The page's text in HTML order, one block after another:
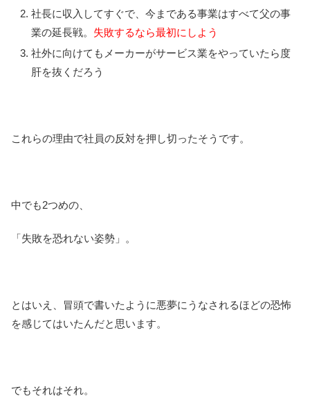
社長に収入してすぐで、今まである事業はすべて父の事
業の延長戦。 失敗するなら最初にしよう
社外に向けてもメーカーがサービス業をやっていたら度
肝を抜くだろう
これらの理由で社員の反対を押し切ったそうです。
中でも2つめの、
「失敗を恐れない姿勢」。
とはいえ、冒頭で書いたように悪夢にうなされるほどの恐怖
を感じてはいたんだと思います。
でもそれはそれ。